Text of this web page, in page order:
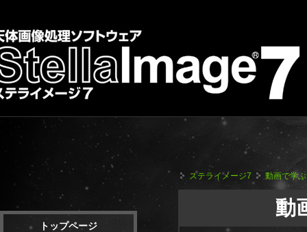
トップページ
ステライメージ7 動画で学
動